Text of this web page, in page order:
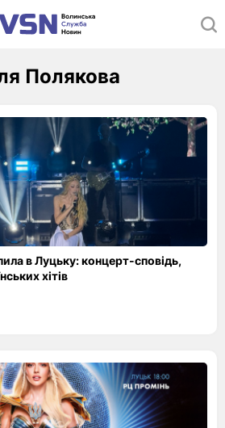
Полякова
в Луцьку: концерт-сповідь,
хітів